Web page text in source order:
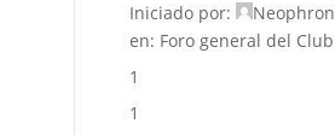
Iniciado por:
Neophron
en: Foro general del Club
1
1